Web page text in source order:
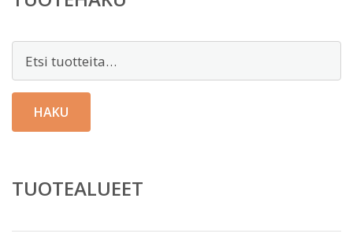
HAKU
TUOTEALUEET